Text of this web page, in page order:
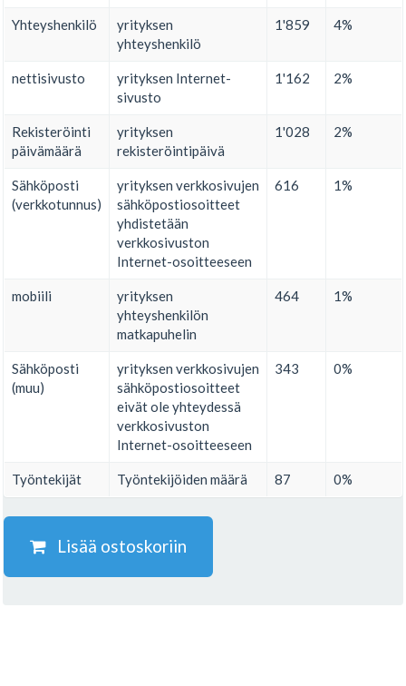
Yhteyshenkilö
yrityksen
yhteyshenkilö
1'859 4%
nettisivusto
yrityksen Internet-
sivusto
1'162 2%
Rekisteröinti
päivämäärä
yrityksen
rekisteröintipäivä
1'028 2%
Sähköposti
(verkkotunnus)
yrityksen verkkosivujen
sähköpostiosoitteet
yhdistetään
verkkosivuston
Internet-osoitteeseen
616 1%
mobiili
yrityksen
yhteyshenkilön
matkapuhelin
464 1%
Sähköposti
(muu)
yrityksen verkkosivujen
sähköpostiosoitteet
eivät ole yhteydessä
verkkosivuston
Internet-osoitteeseen
343 0%
Työntekijät Työntekijöiden määrä 87 0%
Lisää ostoskoriin